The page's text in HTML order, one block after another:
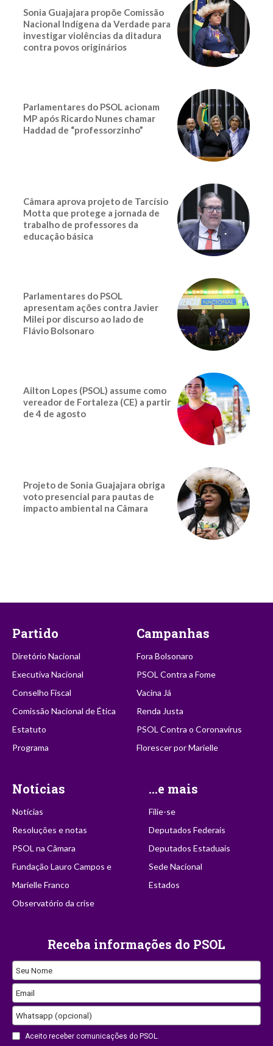
Sonia Guajajara propõe Comissão
Nacional Indígena da Verdade para
investigar violências da ditadura
contra povos originários
Parlamentares do PSOL acionam
MP após Ricardo Nunes chamar
Haddad de “professorzinho”
Câmara aprova projeto de Tarcísio
Motta que protege a jornada de
trabalho de professores da
educação básica
Parlamentares do PSOL
apresentam ações contra Javier
Milei por discurso ao lado de
Flávio Bolsonaro
Ailton Lopes (PSOL) assume como
vereador de Fortaleza (CE) a partir
de 4 de agosto
Projeto de Sonia Guajajara obriga
voto presencial para pautas de
impacto ambiental na Câmara
Partido
Diretório Nacional
Executiva Nacional
Conselho Fiscal
Comissão Nacional de Ética
Estatuto
Programa
Campanhas
Fora Bolsonaro
PSOL Contra a Fome
Vacina Já
Renda Justa
PSOL Contra o Coronavírus
Florescer por Marielle
Notícias
Notícias
Resoluções e notas
PSOL na Câmara
Fundação Lauro Campos e
Marielle Franco
Observatório da crise
...e mais
Filie-se
Deputados Federais
Deputados Estaduais
Sede Nacional
Estados
Receba informações do PSOL
Seu Nome
Email
Whatsapp (opcional)
EmailAceito receber comunicações do PSOL.